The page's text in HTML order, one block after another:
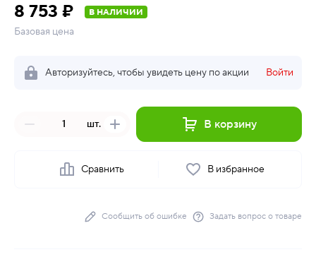
8 753 ₽ В НАЛИЧИИ
Базовая цена
Авторизуйтесь, чтобы увидеть цену по акции Войти
шт. В корзину
Сравнить В избранное
Сообщить об ошибке Задать вопрос о товаре